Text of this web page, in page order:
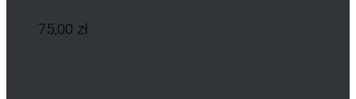
75,00 zł